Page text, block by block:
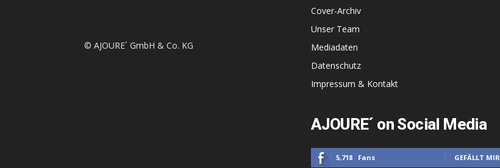
© AJOURE´ GmbH & Co. KG
Cover-Archiv
Unser Team
Mediadaten
Datenschutz
Impressum & Kontakt
AJOURE´ on Social Media
5,718 Fans GEFÄLLT MIR